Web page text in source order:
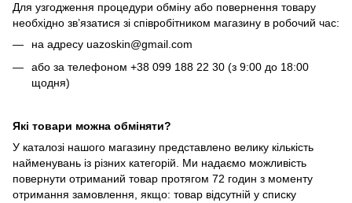
Для узгодження процедури обміну або повернення товару
необхідно зв’язатися зі співробітником магазину в робочий час:
на адресу uazoskin@gmail.com
або за телефоном +38 099 188 22 30 (з 9:00 до 18:00
щодня)
Які товари можна обміняти?
У каталозі нашого магазину представлено велику кількість
найменувань із різних категорій. Ми надаємо можливість
повернути отриманий товар протягом 72 годин з моменту
отримання замовлення, якщо: товар відсутній у списку